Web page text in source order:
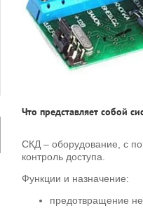
Что представляет собой
СКД – оборудование, с
контроль доступа.
Функции и назначение:
предотвращение